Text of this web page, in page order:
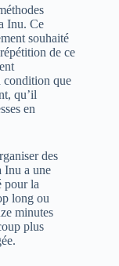
Inu. Ce
souhaité
de ce
condition que
qu’il
en
des
Inu a une
pour la
long ou
minutes
plus